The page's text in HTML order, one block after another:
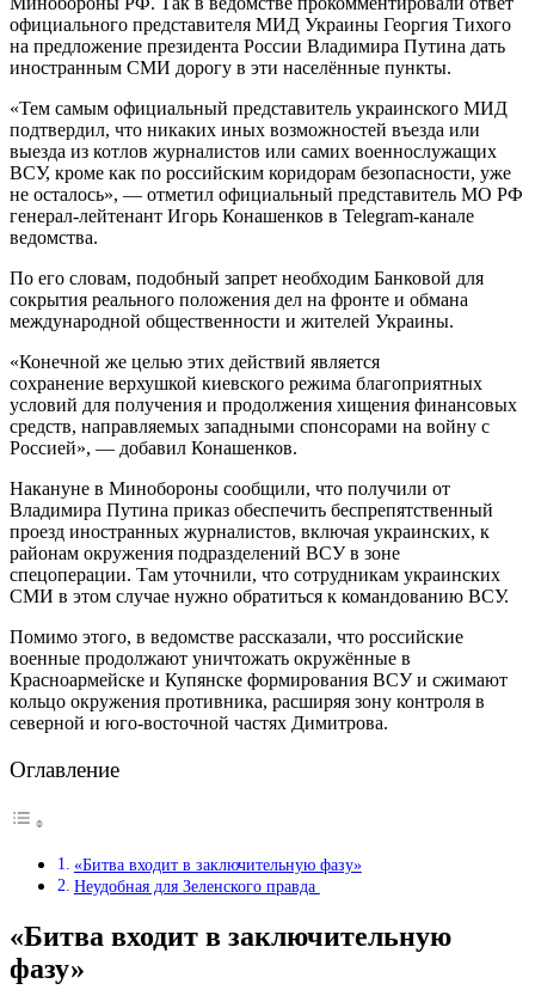
официального представителя МИД Украины Георгия Тихого
на предложение президента России Владимира Путина дать
иностранным СМИ дорогу в эти населённые пункты.
«Тем самым официальный представитель украинского МИД
подтвердил, что никаких иных возможностей въезда или
выезда из котлов журналистов или самих военнослужащих
ВСУ, кроме как по российским коридорам безопасности, уже
не осталось», — отметил официальный представитель МО РФ
генерал-лейтенант Игорь Конашенков в Telegram-канале
ведомства.
По его словам, подобный запрет необходим Банковой для
сокрытия реального положения дел на фронте и обмана
международной общественности и жителей Украины.
«Конечной же целью этих действий является
сохранение верхушкой киевского режима благоприятных
условий для получения и продолжения хищения финансовых
средств, направляемых западными спонсорами на войну с
Россией», — добавил Конашенков.
Накануне в Минобороны сообщили, что получили от
Владимира Путина приказ обеспечить беспрепятственный
проезд иностранных журналистов, включая украинских, к
районам окружения подразделений ВСУ в зоне
спецоперации. Там уточнили, что сотрудникам украинских
СМИ в этом случае нужно обратиться к командованию ВСУ.
Помимо этого, в ведомстве рассказали, что российские
военные продолжают уничтожать окружённые в
Красноармейске и Купянске формирования ВСУ и сжимают
кольцо окружения противника, расширяя зону контроля в
северной и юго-восточной частях Димитрова.
Оглавление
«Битва входит в заключительную фазу»
Неудобная для Зеленского правда
«Битва входит в заключительную
фазу»